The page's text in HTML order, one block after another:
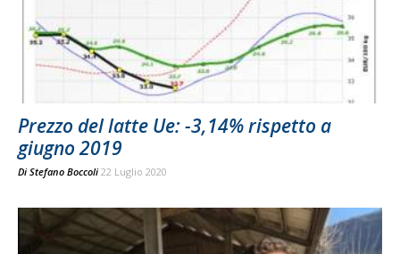
Prezzo del latte Ue: -3,14% rispetto a
giugno 2019
Di Stefano Boccoli 22 Luglio 2020